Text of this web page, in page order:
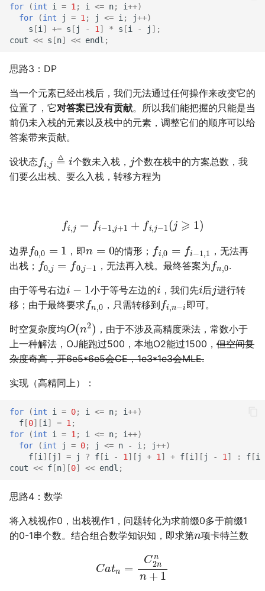
for
(int i = 1 ; i <= n; i++)
for
(int j = 1 ; j <= i ; j++)
s [i ] += s [ j - 1 ] * s [i - j ];
cout << s [n] << endl ;
思路3：DP
当一个元素已经出栈后，我们无法通过任何操作来改变它的
位置了，它对答案已没有贡献。所以我们能把握的只能是当
前仍未入栈的元素以及栈中的元素，调整它们的顺序可以给
答案带来贡献。
设状态 fi ≜i 个数未入栈，
个数在栈中的方案总数，我
们要么出栈、要么入栈，转移方程为
fi + i, (j⩾1
边界 f0 1 ，即 的情形； fi −
，无法再
出栈； f0 =f 0,j −1 ，无法再入栈。最终答案为 fn,0.
由于等号右边 i− 小于等号左边的 i ，我们先i后 进行转
移；由于最终要求fn 0 ，只需转移到 fi n−i即可。
时空复杂度均 O( 2) ，由于不涉及高精度乘法，常数小于
上一种解法，OJ能跑过500，本地O2能过1500， 但空间复
杂度奇高，开6e5*6e5会CE，1e3*1e3会MLE.
实现（高精同上）：
for (int i = 0; i <= n; i++)
f [0][i ] = 1 ;
for
(int i = 1 ; i <= n; i++)
for
(int j = 0; j <= n - i ; j++)
f [i ][ j ] = j ? f [i - 1 ][ j + 1 ] + f [i ][ j - 1 ] : f [i
cout << f [n][0] << endl ;
思路4：数学
将入栈视作0，出栈视作1，问题转化为求前缀0多于前缀1
的0-1串个数。结合组合数学知识知，即求第n项卡特兰数
nnn